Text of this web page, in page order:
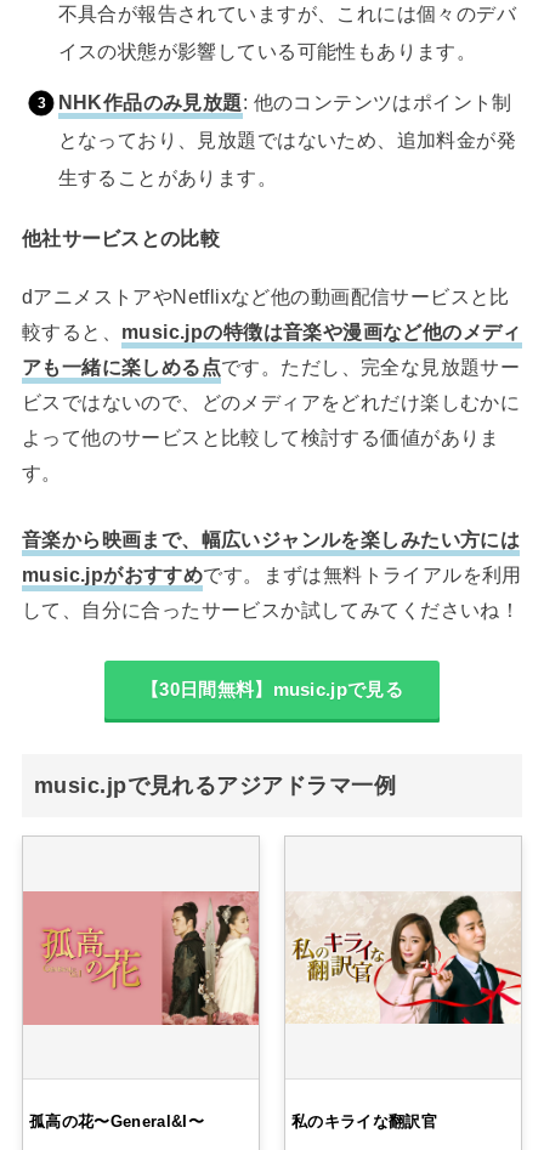
不具合が報告されていますが、これには個々のデバ
イスの状態が影響している可能性もあります。
NHK作品のみ見放題: 他のコンテンツはポイント制
となっており、見放題ではないため、追加料金が発
生することがあります。
他社サービスとの比較
dアニメストアやNetflixなど他の動画配信サービスと比
較すると、 music.jpの特徴は音楽や漫画など他のメディ
アも一緒に楽しめる点です。ただし、完全な見放題サー
ビスではないので、どのメディアをどれだけ楽しむかに
よって他のサービスと比較して検討する価値がありま
す。
音楽から映画まで、幅広いジャンルを楽しみたい方には
music.jpがおすすめです。まずは無料トライアルを利用
して、自分に合ったサービスか試してみてくださいね！
【30日間無料】music.jpで見る
music.jpで見れるアジアドラマ一例
孤高の花〜General&I〜 私のキライな翻訳官